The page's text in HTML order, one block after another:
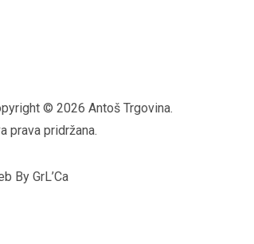
© 2026 Antoš Trgovina.
prava pridržana.
By GrL’Ca